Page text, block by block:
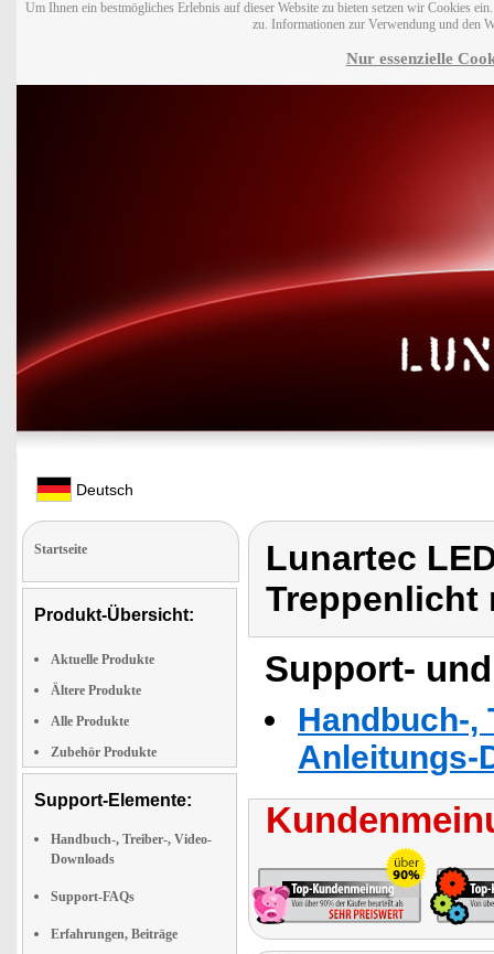
Um Ihnen ein bestmögliches Erlebnis auf dieser Website zu bieten setzen wir Cookies
zu. Informationen zur Verwendung und den
Nur essenzielle
Deutsch
Startseite
Produkt-Übersicht:
Aktuelle Produkte
Ältere Produkte
Alle Produkte
Zubehör Produkte
Support-Elemente:
Handbuch-, Treiber-, Video-
Downloads
Support-FAQs
Erfahrungen, Beiträge
Lunartec
Treppenlicht
Support-
Handbuch-,
Anleitungs-